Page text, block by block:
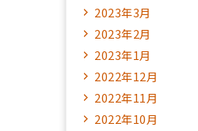
2023年3月
2023年2月
2023年1月
2022年12月
2022年11月
2022年10月